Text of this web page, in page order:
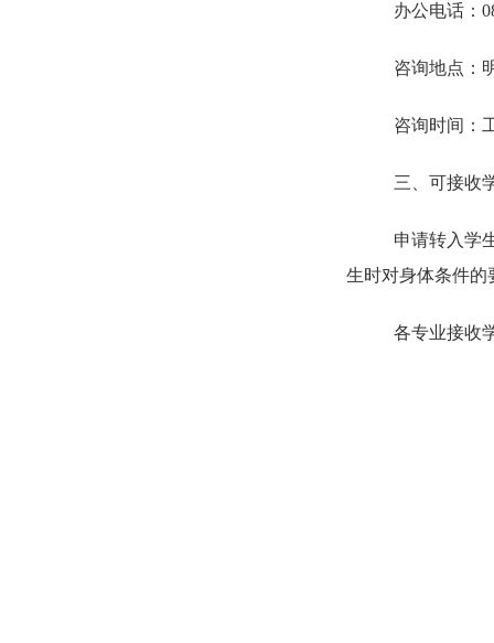
办公电话：
咨询地点：
咨询时间：
三、可接收
申请转入学
生时对身体条件的
各专业接收